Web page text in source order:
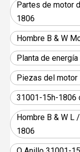
Partes de motor
1806
Hombre B & W
Planta de energía
Piezas del motor
31001-15h-1806
Hombre B & W
1806